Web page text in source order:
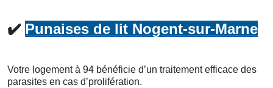
✔️ Punaises de lit Nogent-sur-Marne
Votre logement à 94 bénéficie d’un traitement efficace des
parasites en cas d’prolifération.